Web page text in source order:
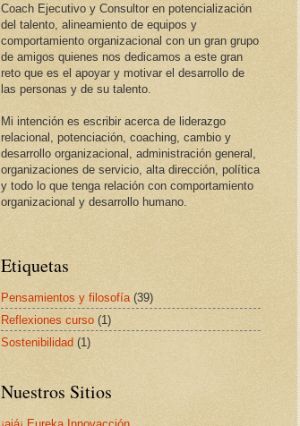
Coach Ejecutivo y Consultor en potencialización
del talento, alineamiento de equipos y
comportamiento organizacional con un gran grupo
de amigos quienes nos dedicamos a este gran
reto que es el apoyar y motivar el desarrollo de
las personas y de su talento.
Mi intención es escribir acerca de liderazgo
relacional, potenciación, coaching, cambio y
desarrollo organizacional, administración general,
organizaciones de servicio, alta dirección, política
y todo lo que tenga relación con comportamiento
organizacional y desarrollo humano.
Etiquetas
Pensamientos y filosofía (39)
Reflexiones curso (1)
Sostenibilidad (1)
Nuestros Sitios
¡ajá¡ Eureka Innovacción